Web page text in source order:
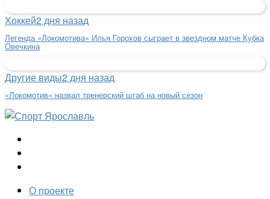
Хоккей2 дня назад
Легенда «Локомотива» Илья Горохов сыграет в звездном матче Кубка
Овечкина
Другие виды2 дня назад
«Локомотив» назвал тренерский штаб на новый сезон
О проекте